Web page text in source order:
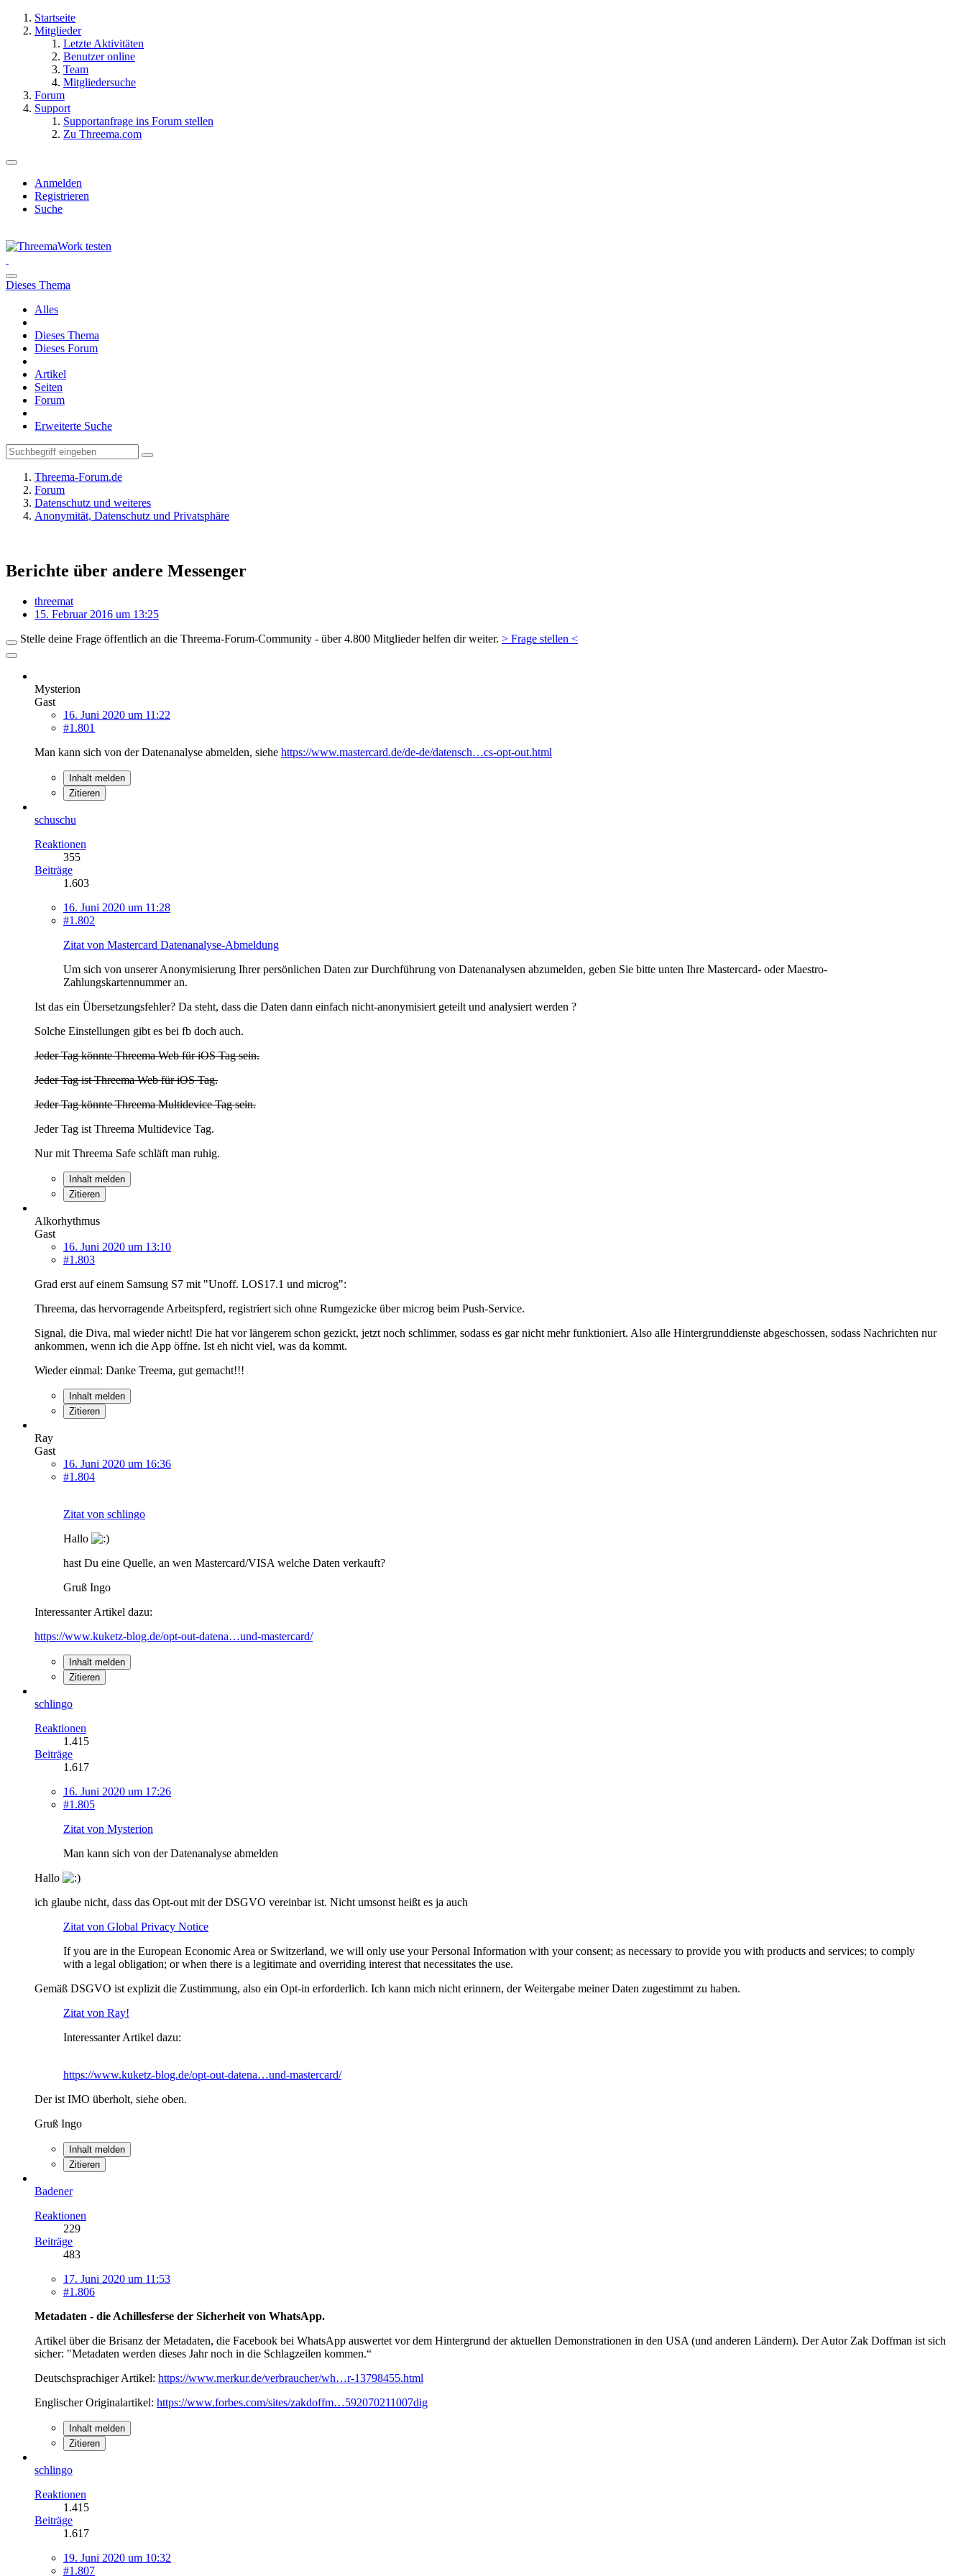
Startseite
Mitglieder
Letzte Aktivitäten
Benutzer online
Team
Mitgliedersuche
Forum
Support
Supportanfrage ins Forum stellen
Zu Threema.com
Anmelden
Registrieren
Suche
Dieses Thema
Alles
Dieses Thema
Dieses Forum
Artikel
Seiten
Forum
Erweiterte Suche
Threema-Forum.de
Forum
Datenschutz und weiteres
Anonymität, Datenschutz und Privatsphäre
Berichte über andere Messenger
threemat
15. Februar 2016 um 13:25
Stelle deine Frage öffentlich an die Threema-Forum-Community - über 4.800 Mitglieder helfen dir weiter. > Frage stellen <
Mysterion
Gast
16. Juni 2020 um 11:22
#1.801
Man kann sich von der Datenanalyse abmelden, siehe https://www.mastercard.de/de-de/datensch…cs-opt-out.html
Inhalt melden
Zitieren
schuschu
Reaktionen
355
Beiträge
1.603
16. Juni 2020 um 11:28
#1.802
Zitat von Mastercard Datenanalyse-Abmeldung
Um sich von unserer Anonymisierung Ihrer persönlichen Daten zur Durchführung von Datenanalysen abzumelden, geben Sie bitte unten Ihre Mastercard- oder Maestro-
Zahlungskartennummer an.
Ist das ein Übersetzungsfehler? Da steht, dass die Daten dann einfach nicht-anonymisiert geteilt und analysiert werden ?
Solche Einstellungen gibt es bei fb doch auch.
Jeder Tag könnte Threema Web für iOS Tag sein.
Jeder Tag ist Threema Web für iOS Tag.
Jeder Tag könnte Threema Multidevice Tag sein.
Jeder Tag ist Threema Multidevice Tag.
Nur mit Threema Safe schläft man ruhig.
Inhalt melden
Zitieren
Alkorhythmus
Gast
16. Juni 2020 um 13:10
#1.803
Grad erst auf einem Samsung S7 mit "Unoff. LOS17.1 und microg":
Threema, das hervorragende Arbeitspferd, registriert sich ohne Rumgezicke über microg beim Push-Service.
Signal, die Diva, mal wieder nicht! Die hat vor längerem schon gezickt, jetzt noch schlimmer, sodass es gar nicht mehr funktioniert. Also alle Hintergrunddienste abgeschossen, sodass Nachrichten nur
ankommen, wenn ich die App öffne. Ist eh nicht viel, was da kommt.
Wieder einmal: Danke Treema, gut gemacht!!!
Inhalt melden
Zitieren
Ray
Gast
16. Juni 2020 um 16:36
#1.804
Zitat von schlingo
Hallo
hast Du eine Quelle, an wen Mastercard/VISA welche Daten verkauft?
Gruß Ingo
Interessanter Artikel dazu:
https://www.kuketz-blog.de/opt-out-datena…und-mastercard/
Inhalt melden
Zitieren
schlingo
Reaktionen
1.415
Beiträge
1.617
16. Juni 2020 um 17:26
#1.805
Zitat von Mysterion
Man kann sich von der Datenanalyse abmelden
Hallo
ich glaube nicht, dass das Opt-out mit der DSGVO vereinbar ist. Nicht umsonst heißt es ja auch
Zitat von Global Privacy Notice
If you are in the European Economic Area or Switzerland, we will only use your Personal Information with your consent; as necessary to provide you with products and services; to comply
with a legal obligation; or when there is a legitimate and overriding interest that necessitates the use.
Gemäß DSGVO ist explizit die Zustimmung, also ein Opt-in erforderlich. Ich kann mich nicht erinnern, der Weitergabe meiner Daten zugestimmt zu haben.
Zitat von Ray!
Interessanter Artikel dazu:
https://www.kuketz-blog.de/opt-out-datena…und-mastercard/
Der ist IMO überholt, siehe oben.
Gruß Ingo
Inhalt melden
Zitieren
Badener
Reaktionen
229
Beiträge
483
17. Juni 2020 um 11:53
#1.806
Metadaten - die Achillesferse der Sicherheit von WhatsApp.
Artikel über die Brisanz der Metadaten, die Facebook bei WhatsApp auswertet vor dem Hintergrund der aktuellen Demonstrationen in den USA (und anderen Ländern). Der Autor Zak Doffman ist sich
sicher: "Metadaten werden dieses Jahr noch in die Schlagzeilen kommen.“
Deutschsprachiger Artikel: https://www.merkur.de/verbraucher/wh…r-13798455.html
Englischer Originalartikel: https://www.forbes.com/sites/zakdoffm…592070211007dig
Inhalt melden
Zitieren
schlingo
Reaktionen
1.415
Beiträge
1.617
19. Juni 2020 um 10:32
#1.807